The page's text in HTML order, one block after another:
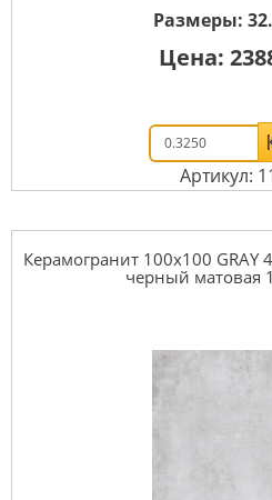
Размеры:
Цена:
Артикул:
Керамогранит 100x100
черный матовая